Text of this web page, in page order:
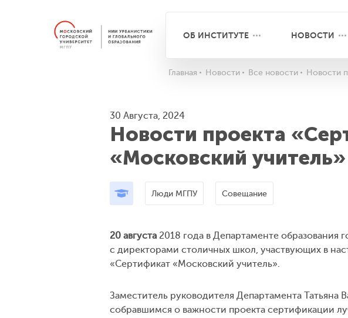
ОБ ИНСТИТУТЕ НОВОСТИ
Главная Новости Все новости Новости
30 Августа, 2024
Новости проекта
«Московский учитель»
Люди МГПУ Совещание
20 августа 2018 года в Департаменте образования
с директорами столичных школ, участвующих в
«Сертификат «Московский учитель».
Заместитель руководителя Департамента Татьяна
собравшимся о важности проекта сертификации